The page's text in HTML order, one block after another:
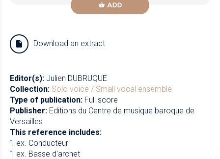
ADD
Download an extract
Editor(s): Julien DUBRUQUE
Collection: Solo voice / Small vocal ensemble
Type of publication: Full score
Publisher: Editions du Centre de musique baroque de
Versailles
This reference includes:
1 ex. Conducteur
1 ex. Basse d'archet